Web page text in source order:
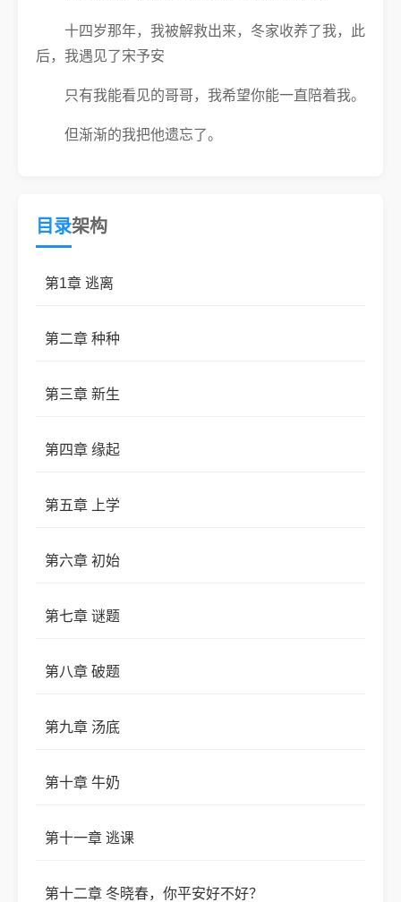
十四岁那年，我被解救出来，冬家收养了我，此
后，我遇见了宋予安
只有我能看见的哥哥，我希望你能一直陪着我。
但渐渐的我把他遗忘了。
但是宋予安似乎代替了你的位置。
“哥哥，你还会回来找我吗？在我需要的时候。”
“会。”
宋予安：“会你妈，不用。”
我有个梦想，要当飞行员。
其实我命不好，但是遇见你了。
（雷文笔的慎看）
目录架构
第1章 逃离
第二章 种种
第三章 新生
第四章 缘起
第五章 上学
第六章 初始
第七章 谜题
第八章 破题
第九章 汤底
第十章 牛奶
第十一章 逃课
第十二章 冬晓春，你平安好不好？